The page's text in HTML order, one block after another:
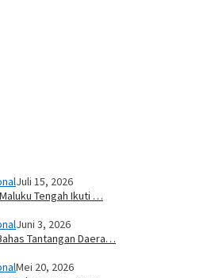
Juli 15, 2026
Tengah Ikuti …
Juni 3, 2026
Tantangan Daera…
Mei 20, 2026